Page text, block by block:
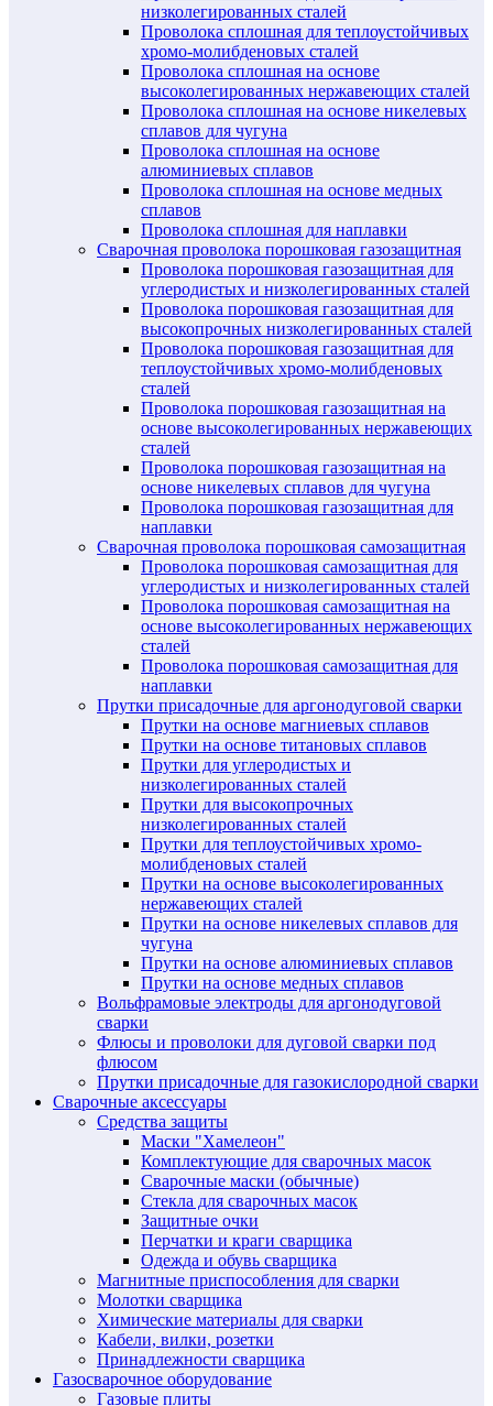
низколегированных сталей
Проволока сплошная для теплоустойчивых
хромо-молибденовых сталей
Проволока сплошная на основе
высоколегированных нержавеющих сталей
Проволока сплошная на основе никелевых
сплавов для чугуна
Проволока сплошная на основе
алюминиевых сплавов
Проволока сплошная на основе медных
сплавов
Проволока сплошная для наплавки
Сварочная проволока порошковая газозащитная
Проволока порошковая газозащитная для
углеродистых и низколегированных сталей
Проволока порошковая газозащитная для
высокопрочных низколегированных сталей
Проволока порошковая газозащитная для
теплоустойчивых хромо-молибденовых
сталей
Проволока порошковая газозащитная на
основе высоколегированных нержавеющих
сталей
Проволока порошковая газозащитная на
основе никелевых сплавов для чугуна
Проволока порошковая газозащитная для
наплавки
Сварочная проволока порошковая самозащитная
Проволока порошковая самозащитная для
углеродистых и низколегированных сталей
Проволока порошковая самозащитная на
основе высоколегированных нержавеющих
сталей
Проволока порошковая самозащитная для
наплавки
Прутки присадочные для аргонодуговой сварки
Прутки на основе магниевых сплавов
Прутки на основе титановых сплавов
Прутки для углеродистых и
низколегированных сталей
Прутки для высокопрочных
низколегированных сталей
Прутки для теплоустойчивых хромо-
молибденовых сталей
Прутки на основе высоколегированных
нержавеющих сталей
Прутки на основе никелевых сплавов для
чугуна
Прутки на основе алюминиевых сплавов
Прутки на основе медных сплавов
Вольфрамовые электроды для аргонодуговой
сварки
Флюсы и проволоки для дуговой сварки под
флюсом
Прутки присадочные для газокислородной сварки
Сварочные аксессуары
Средства защиты
Маски "Хамелеон"
Комплектующие для сварочных масок
Сварочные маски (обычные)
Стекла для сварочных масок
Защитные очки
Перчатки и краги сварщика
Одежда и обувь сварщика
Магнитные приспособления для сварки
Молотки сварщика
Химические материалы для сварки
Кабели, вилки, розетки
Принадлежности сварщика
Газосварочное оборудование
Газовые плиты